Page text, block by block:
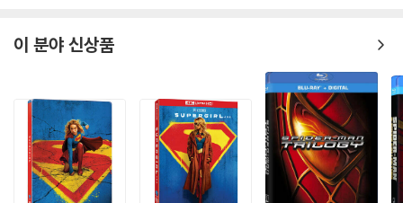
이 분야 신상품